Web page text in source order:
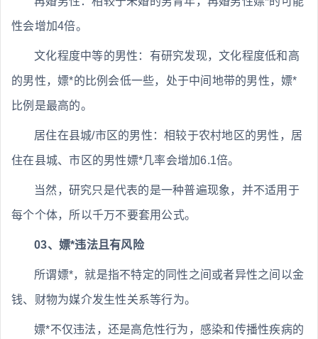
性会增加4倍。
文化程度中等的男性：有研究发现，文化程度低和高
的男性，嫖*的比例会低一些，处于中间地带的男性，嫖*
比例是最高的。
居住在县城/市区的男性：相较于农村地区的男性，居
住在县城、市区的男性嫖*几率会增加6.1倍。
当然，研究只是代表的是一种普遍现象，并不适用于
每个个体，所以千万不要套用公式。
03、嫖*违法且有风险
所谓嫖*，就是指不特定的同性之间或者异性之间以金
钱、财物为媒介发生性关系等行为。
嫖*不仅违法，还是高危性行为，感染和传播性疾病的